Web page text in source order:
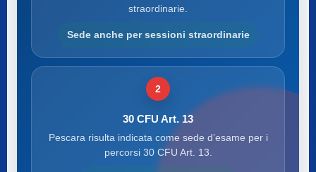
straordinarie.
Sede anche per sessioni straordinarie
2
30 CFU Art. 13
Pescara risulta indicata come sede d’esame per i
percorsi 30 CFU Art. 13.